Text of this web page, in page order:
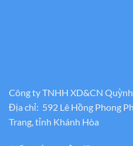
Công ty TNHH XD&CN
Địa chỉ: 592 Lê Hồng Phong
Trang, tỉnh Khánh Hòa